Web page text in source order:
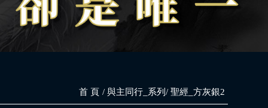
首 頁 與主同行_系列 聖經_方灰銀2